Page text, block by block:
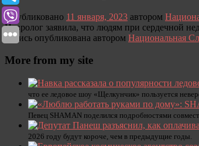
Опубликовано 11 января, 2023 автором
Невролог заявила, что людям при сердечной
Запись опубликована автором Национальная
More from my site
что ее ледовое шоу «Щелкунчик» пользуется
Певец SHAMAN поделился подробностями
2026 году будут короче, чем в предыдущие годы.